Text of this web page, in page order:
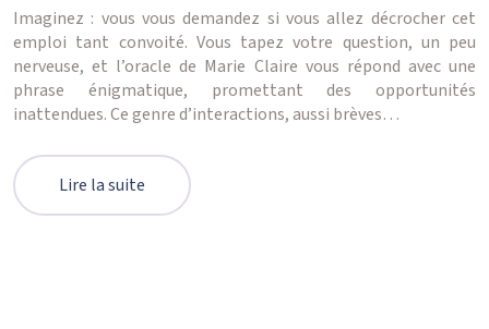
Imaginez : vous vous demandez si vous allez décrocher cet
emploi tant convoité. Vous tapez votre question, un peu
nerveuse, et l’oracle de Marie Claire vous répond avec une
phrase énigmatique, promettant des opportunités
inattendues. Ce genre d’interactions, aussi brèves…
Lire la suite